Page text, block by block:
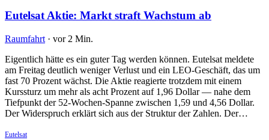
Eutelsat Aktie: Markt straft Wachstum ab
Raumfahrt · vor 2 Min.
Eigentlich hätte es ein guter Tag werden können. Eutelsat meldete
am Freitag deutlich weniger Verlust und ein LEO-Geschäft, das um
fast 70 Prozent wächst. Die Aktie reagierte trotzdem mit einem
Kurssturz um mehr als acht Prozent auf 1,96 Dollar — nahe dem
Tiefpunkt der 52-Wochen-Spanne zwischen 1,59 und 4,56 Dollar.
Der Widerspruch erklärt sich aus der Struktur der Zahlen. Der…
Eutelsat